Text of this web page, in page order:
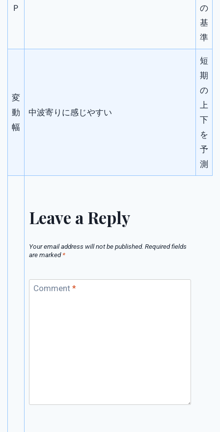
Ｐ
の
基
準
変
動
幅
中波寄りに感じやすい
短
期
の
上
下
を
予
測
Leave a Reply
Your email address will not be published. Required fields
are marked*
Comment *